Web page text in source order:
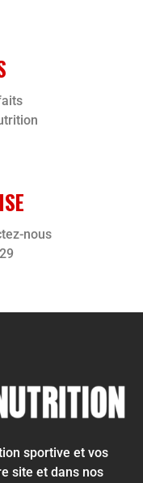
nous
sportive et vos
site et dans nos